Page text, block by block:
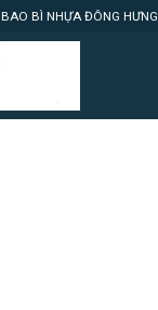
BÌ NHỰA ĐÔNG HƯNG